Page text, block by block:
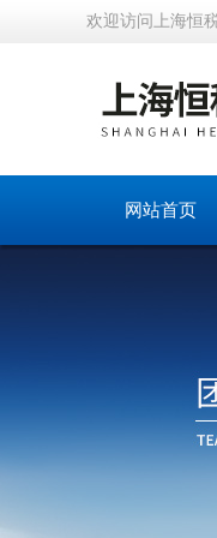
欢迎访问上海恒
网站首页